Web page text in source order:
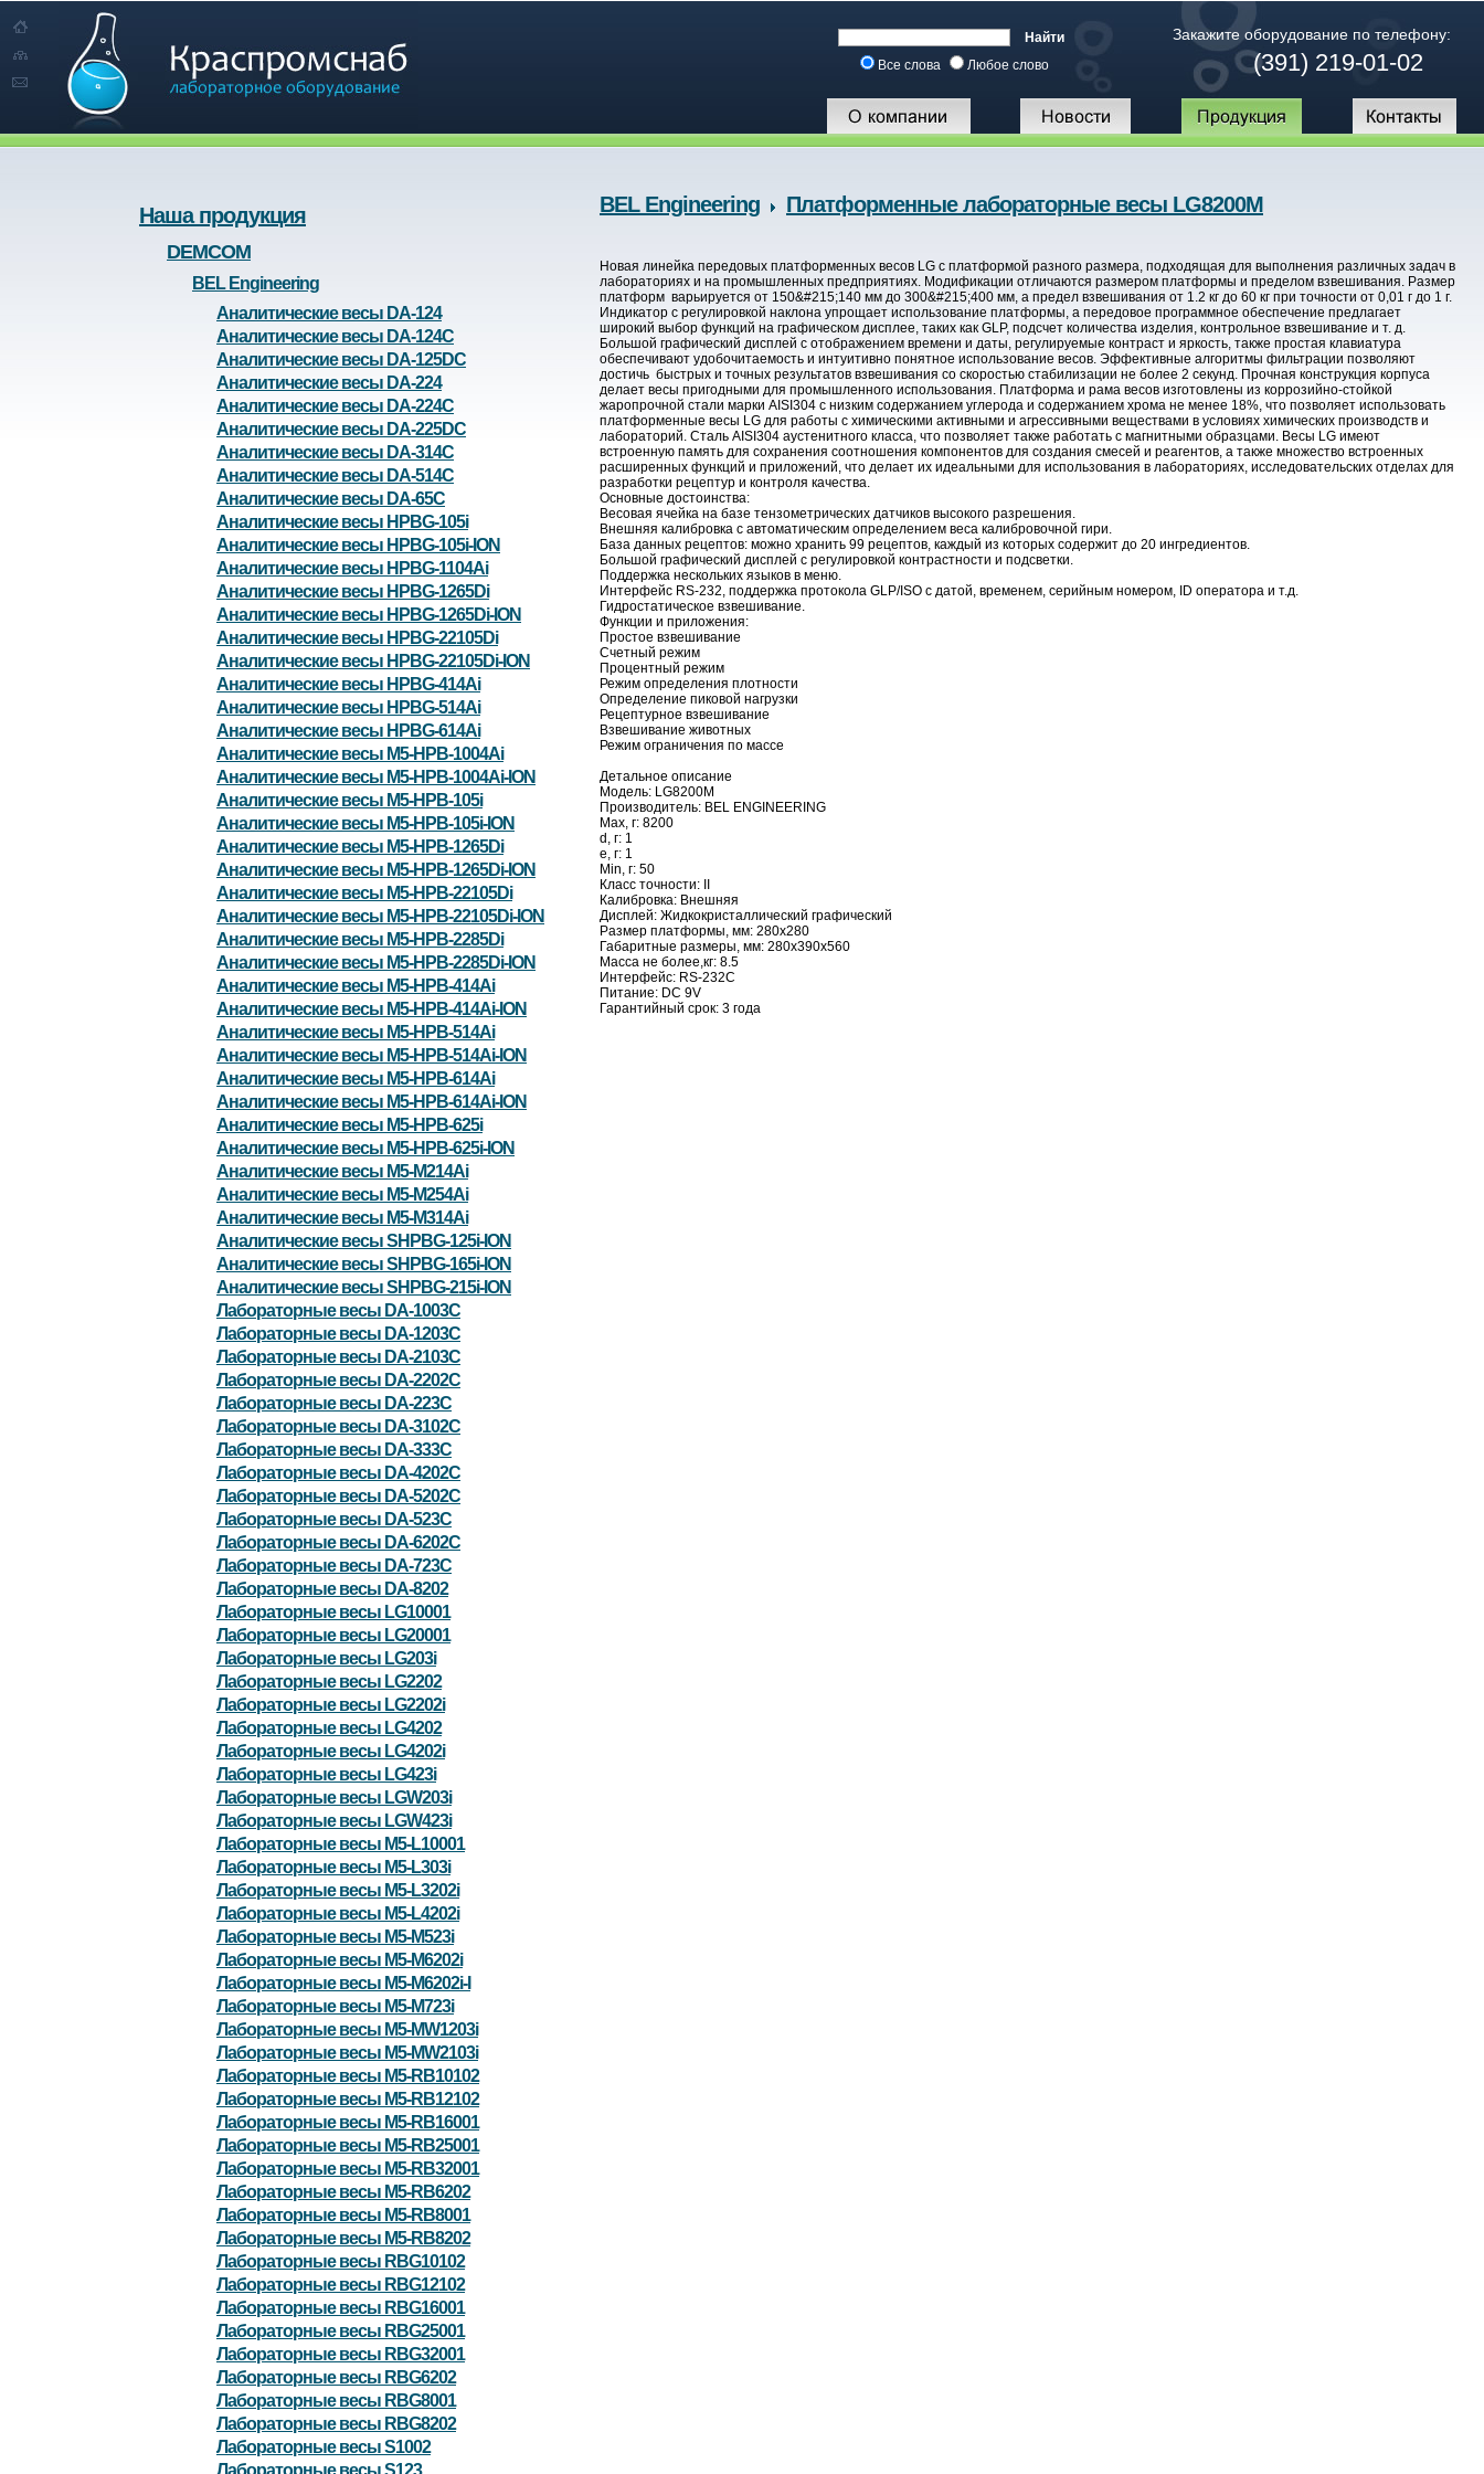
Все слова Любое слово
Закажите оборудование по телефону:
(391) 219-01-02
Наша продукция
DEMCOM
BEL Engineering
Аналитические весы DA-124
Аналитические весы DA-124C
Аналитические весы DA-125DC
Аналитические весы DA-224
Аналитические весы DA-224C
Аналитические весы DA-225DC
Аналитические весы DA-314C
Аналитические весы DA-514C
Аналитические весы DA-65C
Аналитические весы HPBG-105i
Аналитические весы HPBG-105i-ION
Аналитические весы HPBG-1104Ai
Аналитические весы HPBG-1265Di
Аналитические весы HPBG-1265Di-ION
Аналитические весы HPBG-22105Di
Аналитические весы HPBG-22105Di-ION
Аналитические весы HPBG-414Ai
Аналитические весы HPBG-514Ai
Аналитические весы HPBG-614Ai
Аналитические весы M5-HPB-1004Ai
Аналитические весы M5-HPB-1004Ai-ION
Аналитические весы M5-HPB-105i
Аналитические весы M5-HPB-105i-ION
Аналитические весы M5-HPB-1265Di
Аналитические весы M5-HPB-1265Di-ION
Аналитические весы M5-HPB-22105Di
Аналитические весы M5-HPB-22105Di-ION
Аналитические весы M5-HPB-2285Di
Аналитические весы M5-HPB-2285Di-ION
Аналитические весы M5-HPB-414Ai
Аналитические весы M5-HPB-414Ai-ION
Аналитические весы M5-HPB-514Ai
Аналитические весы M5-HPB-514Ai-ION
Аналитические весы M5-HPB-614Ai
Аналитические весы M5-HPB-614Ai-ION
Аналитические весы M5-HPB-625i
Аналитические весы M5-HPB-625i-ION
Аналитические весы M5-M214Ai
Аналитические весы M5-M254Ai
Аналитические весы M5-M314Ai
Аналитические весы SHPBG-125i-ION
Аналитические весы SHPBG-165i-ION
Аналитические весы SHPBG-215i-ION
Лабораторные весы DA-1003C
Лабораторные весы DA-1203C
Лабораторные весы DA-2103C
Лабораторные весы DA-2202C
Лабораторные весы DA-223C
Лабораторные весы DA-3102C
Лабораторные весы DA-333C
Лабораторные весы DA-4202C
Лабораторные весы DA-5202C
Лабораторные весы DA-523C
Лабораторные весы DA-6202C
Лабораторные весы DA-723C
Лабораторные весы DA-8202
Лабораторные весы LG10001
Лабораторные весы LG20001
Лабораторные весы LG203i
Лабораторные весы LG2202
Лабораторные весы LG2202i
Лабораторные весы LG4202
Лабораторные весы LG4202i
Лабораторные весы LG423i
Лабораторные весы LGW203i
Лабораторные весы LGW423i
Лабораторные весы M5-L10001
Лабораторные весы M5-L303i
Лабораторные весы M5-L3202i
Лабораторные весы M5-L4202i
Лабораторные весы M5-M523i
Лабораторные весы M5-M6202i
Лабораторные весы M5-M6202i-I
Лабораторные весы M5-M723i
Лабораторные весы M5-MW1203i
Лабораторные весы M5-MW2103i
Лабораторные весы M5-RB10102
Лабораторные весы M5-RB12102
Лабораторные весы M5-RB16001
Лабораторные весы M5-RB25001
Лабораторные весы M5-RB32001
Лабораторные весы M5-RB6202
Лабораторные весы M5-RB8001
Лабораторные весы M5-RB8202
Лабораторные весы RBG10102
Лабораторные весы RBG12102
Лабораторные весы RBG16001
Лабораторные весы RBG25001
Лабораторные весы RBG32001
Лабораторные весы RBG6202
Лабораторные весы RBG8001
Лабораторные весы RBG8202
Лабораторные весы S1002
BEL Engineering Платформенные лабораторные весы LG8200M
Новая линейка передовых платформенных весов LG с платформой разного размера, подходящая для выполнения различных задач в
лабораториях и на промышленных предприятиях. Модификации отличаются размером платформы и пределом взвешивания. Размер
платформ варьируется от 150&#215;140 мм до 300&#215;400 мм, а предел взвешивания от 1.2 кг до 60 кг при точности от 0,01 г до 1 г.
Индикатор с регулировкой наклона упрощает использование платформы, а передовое программное обеспечение предлагает
широкий выбор функций на графическом дисплее, таких как GLP, подсчет количества изделия, контрольное взвешивание и т. д.
Большой графический дисплей с отображением времени и даты, регулируемые контраст и яркость, также простая клавиатура
обеспечивают удобочитаемость и интуитивно понятное использование весов. Эффективные алгоритмы фильтрации позволяют
достичь быстрых и точных результатов взвешивания со скоростью стабилизации не более 2 секунд. Прочная конструкция корпуса
делает весы пригодными для промышленного использования. Платформа и рама весов изготовлены из коррозийно-стойкой
жаропрочной стали марки AISI304 с низким содержанием углерода и содержанием хрома не менее 18%, что позволяет использовать
платформенные весы LG для работы с химическими активными и агрессивными веществами в условиях химических производств и
лабораторий. Сталь AISI304 аустенитного класса, что позволяет также работать с магнитными образцами. Весы LG имеют
встроенную память для сохранения соотношения компонентов для создания смесей и реагентов, а также множество встроенных
расширенных функций и приложений, что делает их идеальными для использования в лабораториях, исследовательских отделах для
разработки рецептур и контроля качества.
Основные достоинства:
Весовая ячейка на базе тензометрических датчиков высокого разрешения.
Внешняя калибровка с автоматическим определением веса калибровочной гири.
База данных рецептов: можно хранить 99 рецептов, каждый из которых содержит до 20 ингредиентов.
Большой графический дисплей с регулировкой контрастности и подсветки.
Поддержка нескольких языков в меню.
Интерфейс RS-232, поддержка протокола GLP/ISO с датой, временем, серийным номером, ID оператора и т.д.
Гидростатическое взвешивание.
Функции и приложения:
Простое взвешивание
Счетный режим
Процентный режим
Режим определения плотности
Определение пиковой нагрузки
Рецептурное взвешивание
Взвешивание животных
Режим ограничения по массе
Детальное описание
Модель: LG8200M
Производитель: BEL ENGINEERING
Max, г: 8200
d, г: 1
e, г: 1
Min, г: 50
Класс точности: II
Калибровка: Внешняя
Дисплей: Жидкокристаллический графический
Размер платформы, мм: 280x280
Габаритные размеры, мм: 280х390х560
Масса не более,кг: 8.5
Интерфейс: RS-232C
Питание: DC 9V
Гарантийный срок: 3 года